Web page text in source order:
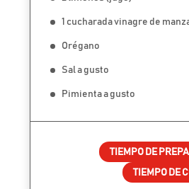
1 cucharada vinagre de
Orégano
Sal a gusto
Pimienta a gusto
TIEMPO DE
TIEMPO DE